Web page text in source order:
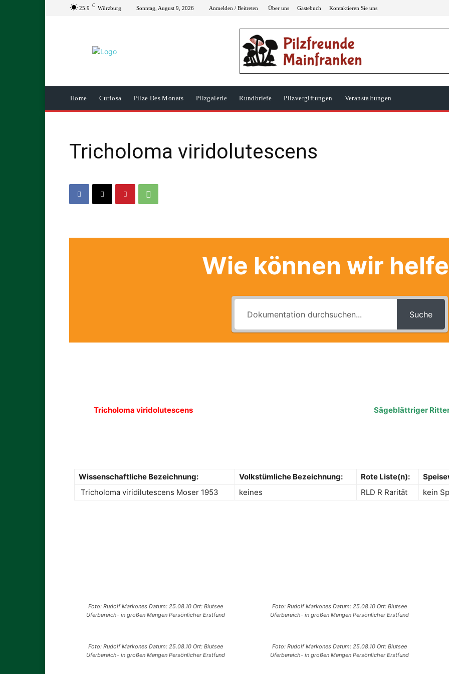
25.9 C Würzburg Sonntag, August 9, 2026 Anmelden / Beitreten Über uns Gästebuch Kontaktieren Sie uns
Home Curiosa Pilze Des Monats Pilzgalerie Rundbriefe Pilzvergiftungen Veranstaltungen
Tricholoma viridolutescens
Wie können wir
Suche
Tricholoma viridolutescens Sägeblättriger
Wissenschaftliche Bezeichnung: Volkstümliche Bezeichnung: Rote Liste(n):
Tricholoma viridilutescens Moser 1953
keines RLD R Rarität kein
Foto: Rudolf Markones Datum: 25.08.10 Ort: Blutsee
Uferbereich- in großen Mengen Persönlicher Erstfund
Foto: Rudolf Markones Datum: 25.08.10 Ort: Blutsee
Uferbereich- in großen Mengen Persönlicher Erstfund
Foto: Rudolf Markones Datum: 25.08.10 Ort: Blutsee
Uferbereich- in großen Mengen Persönlicher Erstfund
Foto: Rudolf Markones Datum: 25.08.10 Ort: Blutsee
Uferbereich- in großen Mengen Persönlicher Erstfund